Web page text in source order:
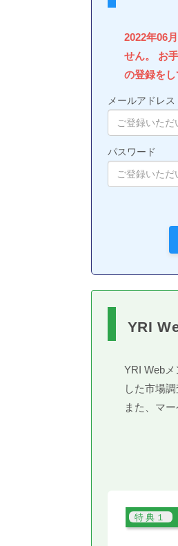
2022年06
せん。 お
の登録をし
メールアドレス
パスワード
YRI
YRI Web
した市場
また、マ